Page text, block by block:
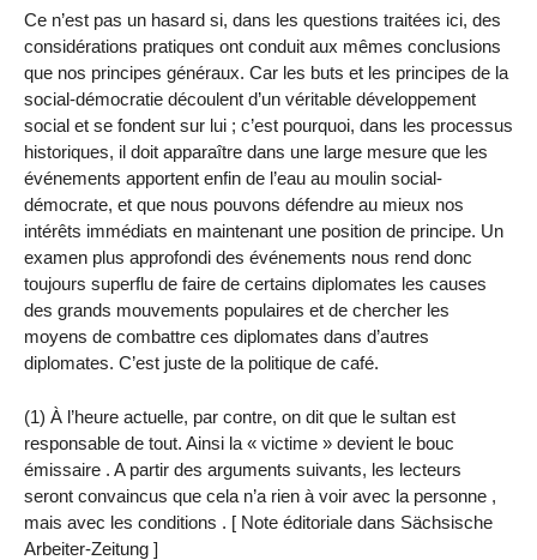
Ce n’est pas un hasard si, dans les questions traitées ici, des
considérations pratiques ont conduit aux mêmes conclusions
que nos principes généraux. Car les buts et les principes de la
social-démocratie découlent d’un véritable développement
social et se fondent sur lui ; c’est pourquoi, dans les processus
historiques, il doit apparaître dans une large mesure que les
événements apportent enfin de l’eau au moulin social-
démocrate, et que nous pouvons défendre au mieux nos
intérêts immédiats en maintenant une position de principe. Un
examen plus approfondi des événements nous rend donc
toujours superflu de faire de certains diplomates les causes
des grands mouvements populaires et de chercher les
moyens de combattre ces diplomates dans d’autres
diplomates. C’est juste de la politique de café.
(1) À l’heure actuelle, par contre, on dit que le sultan est
responsable de tout. Ainsi la « victime » devient le bouc
émissaire . A partir des arguments suivants, les lecteurs
seront convaincus que cela n’a rien à voir avec la personne ,
mais avec les conditions . [ Note éditoriale dans Sächsische
Arbeiter-Zeitung ]